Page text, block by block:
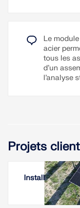
Le
acier
tous les
d’un
l’analyse
Projets
Installations